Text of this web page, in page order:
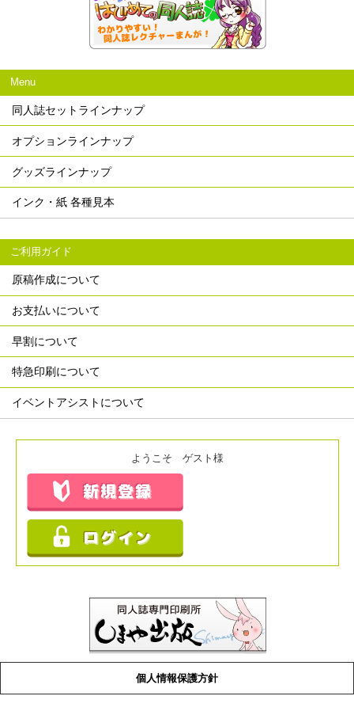
Menu
同人誌セットラインナップ
オプションラインナップ
グッズラインナップ
インク・紙 各種見本
ご利用ガイド
原稿作成について
お支払いについて
早割について
特急印刷について
イベントアシストについて
ようこそ ゲスト様
個人情報保護方針